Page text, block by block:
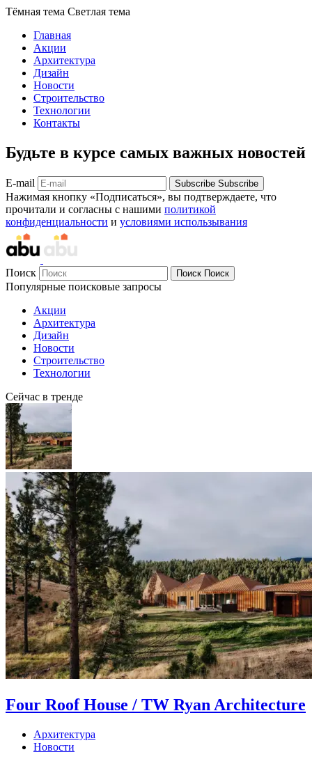
Тёмная тема Светлая тема
Главная
Акции
Архитектура
Дизайн
Новости
Строительство
Технологии
Контакты
Будьте в курсе самых важных новостей
E-mail Subscribe Subscribe
Нажимая кнопку «Подписаться», вы подтверждаете, что
прочитали и согласны с нашими политикой
конфиденциальности и условиями использывания
Поиск Поиск Поиск
Популярные поисковые запросы
Акции
Архитектура
Дизайн
Новости
Строительство
Технологии
Сейчас в тренде
Four Roof House / TW Ryan Architecture
Архитектура
Новости